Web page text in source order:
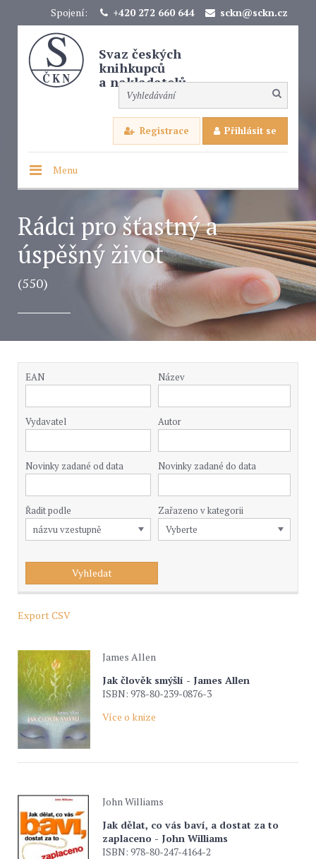
Spojení: +420 272 660 644 sckn@sckn.cz
Svaz českých
knihkupců
a nakladatelů
Registrace Přihlásit se
Menu
Rádci pro šťastný a
úspěšný život
(550)
EAN Název
Vydavatel Autor
Novinky zadané od data Novinky zadané do data
Řadit podle Zařazeno v kategorii
Export CSV
James Allen
Jak člověk smýšlí - James Allen
ISBN: 978-80-239-0876-3
Více o knize
John Williams
Jak dělat, co vás baví, a dostat za to
zaplaceno - John Williams
ISBN: 978-80-247-4164-2